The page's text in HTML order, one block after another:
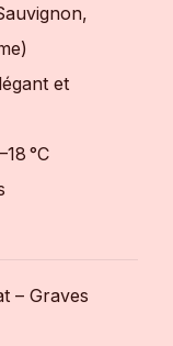
et
°C
– Graves